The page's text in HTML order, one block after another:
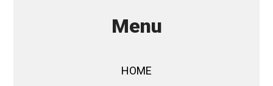
Menu
HOME